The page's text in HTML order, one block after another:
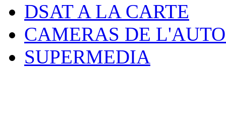
DSAT A LA CARTE
CAMERAS DE
SUPERMEDIA